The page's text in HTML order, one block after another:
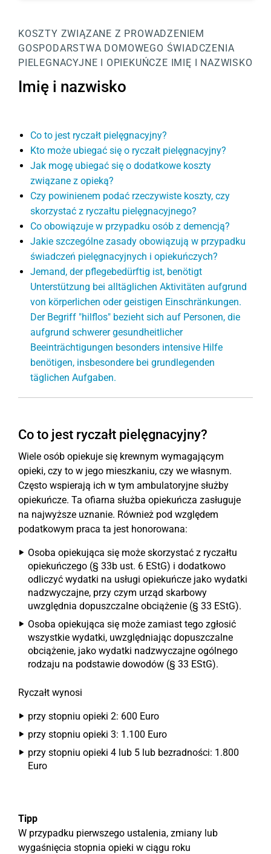
KOSZTY ZWIĄZANE Z PROWADZENIEM
GOSPODARSTWA DOMOWEGO ŚWIADCZENIA
PIELEGNACYJNE I OPIEKUŃCZE IMIĘ I NAZWISKO
Imię i nazwisko
Co to jest ryczałt pielęgnacyjny?
Kto może ubiegać się o ryczałt pielęgnacyjny?
Jak mogę ubiegać się o dodatkowe koszty
związane z opieką?
Czy powinienem podać rzeczywiste koszty, czy
skorzystać z ryczałtu pielęgnacyjnego?
Co obowiązuje w przypadku osób z demencją?
Jakie szczególne zasady obowiązują w przypadku
świadczeń pielęgnacyjnych i opiekuńczych?
Jemand, der pflegebedürftig ist, benötigt
Unterstützung bei alltäglichen Aktivitäten aufgrund
von körperlichen oder geistigen Einschränkungen.
Der Begriff "hilflos" bezieht sich auf Personen, die
aufgrund schwerer gesundheitlicher
Beeinträchtigungen besonders intensive Hilfe
benötigen, insbesondere bei grundlegenden
täglichen Aufgaben.
Co to jest ryczałt pielęgnacyjny?
Wiele osób opiekuje się krewnym wymagającym
opieki, czy to w jego mieszkaniu, czy we własnym.
Często wspierają ich w tym ambulatoryjne służby
opiekuńcze. Ta ofiarna służba opiekuńcza zasługuje
na najwyższe uznanie. Również pod względem
podatkowym praca ta jest honorowana:
Osoba opiekująca się może skorzystać z ryczałtu
opiekuńczego (§ 33b ust. 6 EStG) i dodatkowo
odliczyć wydatki na usługi opiekuńcze jako wydatki
nadzwyczajne, przy czym urząd skarbowy
uwzględnia dopuszczalne obciążenie (§ 33 EStG).
Osoba opiekująca się może zamiast tego zgłosić
wszystkie wydatki, uwzględniając dopuszczalne
obciążenie, jako wydatki nadzwyczajne ogólnego
rodzaju na podstawie dowodów (§ 33 EStG).
Ryczałt wynosi
przy stopniu opieki 2: 600 Euro
przy stopniu opieki 3: 1.100 Euro
przy stopniu opieki 4 lub 5 lub bezradności: 1.800
Euro
Tipp
W przypadku pierwszego ustalenia, zmiany lub
wygaśnięcia stopnia opieki w ciągu roku